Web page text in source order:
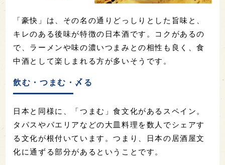
「豪快」は、その名の通りどっしりとした旨味と、
キレのある後味が特徴の日本酒です。コクがあるの
で、ラーメンや味の濃いつまみとの相性も良く、食
中酒として楽しまれる方が多いそうです。
飲む・つまむ・〆る
日本と同様に、「つまむ」食文化があるスペイン。
タパスやパエリアなどの大皿料理を数人でシェアす
る文化が根付いています。つまり、日本の居酒屋文
化に通ずる部分があるということです。